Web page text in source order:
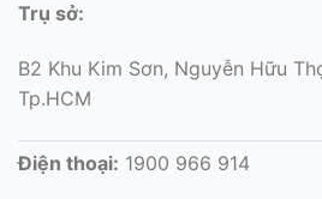
Trụ sở:
B2 Khu Kim Sơn, Nguyễn Hữu
Tp.HCM
Điện thoại: 1900 966 914